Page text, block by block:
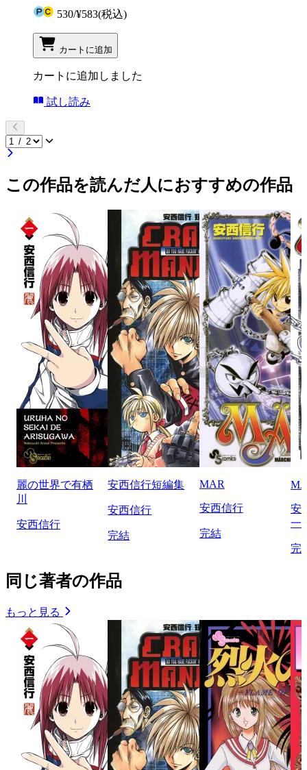
530/¥583(税込)
カートに追加
カートに追加しました
試し読み
この作品を読んだ人におすすめの作品
麗の世界で有栖
川
安西信行
安西信行短編集
安西信行
完結
MAR
安西信行
完結
安
一
完
同じ著者の作品
もっと見る